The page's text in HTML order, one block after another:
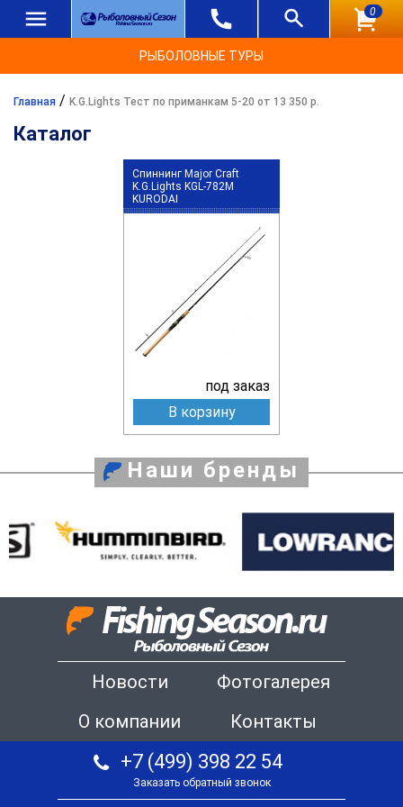
0
РЫБОЛОВНЫЕ ТУРЫ
Главная / K.G.Lights Тест по приманкам 5-20 от 13 350 р.
Каталог
Спиннинг Major Craft
K.G.Lights KGL-782M
KURODAI
под заказ
В корзину
Наши бренды
Новости
Фотогалерея
О компании
Контакты
+7 (499) 398 22 54
Заказать обратный звонок